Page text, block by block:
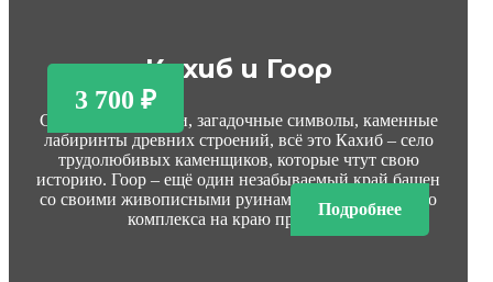
3 700 ₽
Кахиб и Гоор
Сторожевые башни, загадочные символы, каменные
лабиринты древних строений, всё это Кахиб – село
трудолюбивых каменщиков, которые чтут свою
историю. Гоор – ещё один незабываемый край башен
со своими живописными руинами оборонительного
комплекса на краю пропасти.
Подробнее